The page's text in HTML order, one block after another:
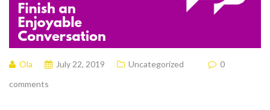
Ola July 22, 2019 Uncategorized
0
comments